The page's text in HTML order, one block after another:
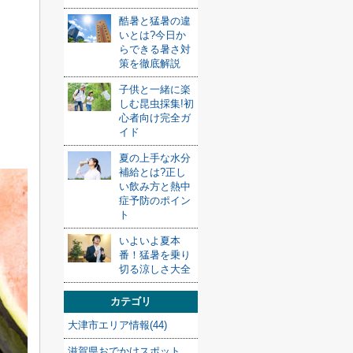
酷暑と猛暑の違
いとは?今日か
らできる暑さ対
策を徹底解説
子供と一緒に楽
しむ昆虫採集!初
心者向け完全ガ
イド
夏の上手な水分
補給とは?正し
い飲み方と熱中
症予防のポイン
ト
いよいよ夏本
番！猛暑を乗り
切る涼しさ大全
カテゴリ
大津市エリア情報(44)